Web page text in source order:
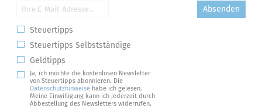
Absenden
Steuertipps
Steuertipps Selbstständige
Geldtipps
Ja, ich möchte die kostenlosen Newsletter
von Steuertipps abonnieren. Die
Datenschutzhinweise habe ich gelesen.
Meine Einwilligung kann ich jederzeit durch
Abbestellung des Newsletters widerrufen.